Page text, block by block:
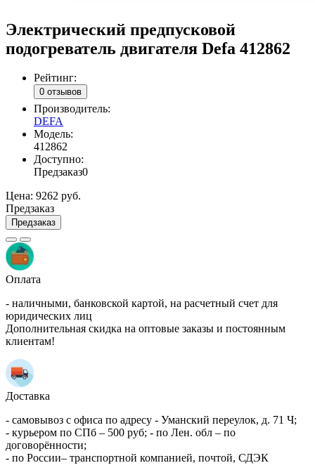
Электрический предпусковой
подогреватель двигателя Defa 412862
Рейтинг:
0 отзывов
Производитель:
DEFA
Модель:
412862
Доступно:
Предзаказ0
Цена: 9262 руб.
Предзаказ
Предзаказ
Оплата
- наличными, банковской картой, на расчетный счет для
юридических лиц
Дополнительная скидка на оптовые заказы и постоянным
клиентам!
Доставка
- самовывоз с офиса по адресу - Уманский переулок, д. 71 Ч;
- курьером по СПб – 500 руб; - по Лен. обл – по
договорённости;
- по России– транспортной компанией, почтой, СДЭК